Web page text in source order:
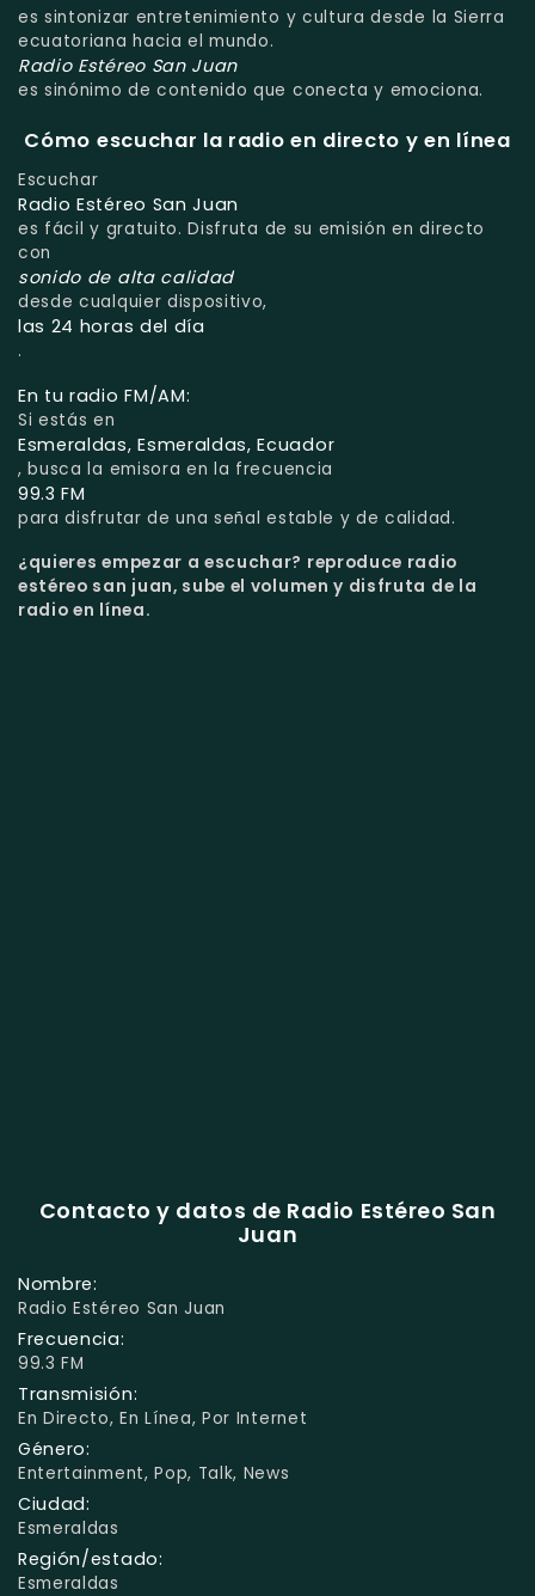
es sintonizar entretenimiento y cultura desde la Sierra
ecuatoriana hacia el mundo.
Radio Estéreo San Juan
es sinónimo de contenido que conecta y emociona.
Cómo escuchar la radio en directo y en línea
Escuchar
Radio Estéreo San Juan
es fácil y gratuito. Disfruta de su emisión en directo
con
sonido de alta calidad
desde cualquier dispositivo,
las 24 horas del día
.
En tu radio FM/AM:
Si estás en
Esmeraldas, Esmeraldas, Ecuador
, busca la emisora en la frecuencia
99.3 FM
para disfrutar de una señal estable y de calidad.
¿quieres empezar a escuchar? reproduce radio
estéreo san juan, sube el volumen y disfruta de la
radio en línea.
Contacto y datos de Radio Estéreo San
Juan
Nombre:
Radio Estéreo San Juan
Frecuencia:
99.3 FM
Transmisión:
En Directo, En Línea, Por Internet
Género:
Entertainment, Pop, Talk, News
Ciudad:
Esmeraldas
Región/estado:
Esmeraldas